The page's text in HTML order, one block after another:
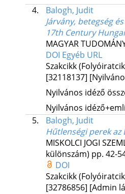
4.
Balogh, Judit
Járvány, betegség
17th Century
MAGYAR
DOI Egyéb URL
Szakcikk
[32118137]
Nyilvános idéző
Nyilvános
5.
Balogh, Judit
Hűtlenségi perek az
MISKOLCI JOGI
különszám) pp. 42-
DOI
Szakcikk
[32786856] [Admin